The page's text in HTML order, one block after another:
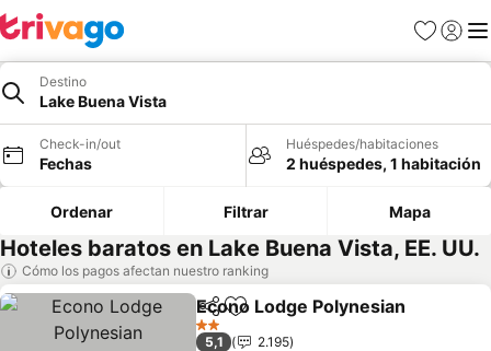
Favoritos
Iniciar
Destino
Lake Buena Vista
Check-in/out
Fechas
Huéspedes/habitaciones
2 huéspedes, 1 habitación
Ordenar Filtrar Mapa
Hoteles baratos en Lake Buena Vista, EE. UU.
Cómo los pagos afectan nuestro ranking
CompartirAgregar a favoritos
Econo Lodge Polynesian
2 Estrellas
5,1
2.195